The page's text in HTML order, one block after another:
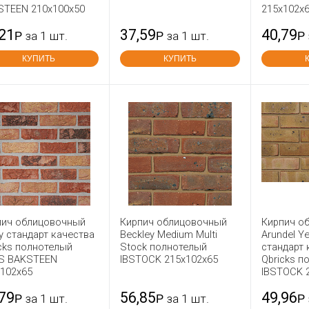
210x100x50
Р за 1 шт.
КУПИТЬ
37,59Р за 1 шт.
КУПИТЬ
40,79Р
облицовочный
стандарт качества
полнотелый
BAKSTEEN
Р за 1 шт.
Кирпич облицовочный
Beckley Medium Multi
Stock полнотелый
IBSTOCK 215x102x65
56,85Р за 1 шт.
Кирпич
Arundel
стандарт
Qbricks
IBSTOCK
49,96Р